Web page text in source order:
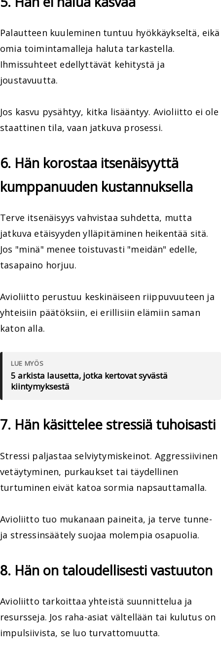
Palautteen kuuleminen tuntuu hyökkäykseltä, eikä
omia toimintamalleja haluta tarkastella.
Ihmissuhteet edellyttävät kehitystä ja
joustavuutta.
Jos kasvu pysähtyy, kitka lisääntyy. Avioliitto ei ole
staattinen tila, vaan jatkuva prosessi.
6. Hän korostaa itsenäisyyttä
kumppanuuden kustannuksella
Terve itsenäisyys vahvistaa suhdetta, mutta
jatkuva etäisyyden ylläpitäminen heikentää sitä.
Jos "minä" menee toistuvasti "meidän" edelle,
tasapaino horjuu.
Avioliitto perustuu keskinäiseen riippuvuuteen ja
yhteisiin päätöksiin, ei erillisiin elämiin saman
katon alla.
LUE MYÖS
5 arkista lausetta, jotka kertovat syvästä
kiintymyksestä
7. Hän käsittelee stressiä tuhoisasti
Stressi paljastaa selviytymiskeinot. Aggressiivinen
vetäytyminen, purkaukset tai täydellinen
turtuminen eivät katoa sormia napsauttamalla.
Avioliitto tuo mukanaan paineita, ja terve tunne-
ja stressinsäätely suojaa molempia osapuolia.
8. Hän on taloudellisesti vastuuton
Avioliitto tarkoittaa yhteistä suunnittelua ja
resursseja. Jos raha-asiat vältellään tai kulutus on
impulsiivista, se luo turvattomuutta.